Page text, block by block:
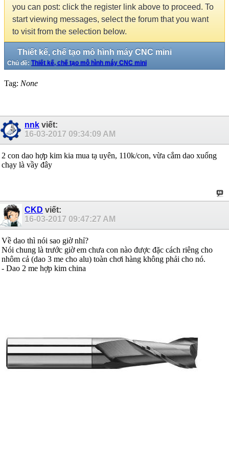
you can post: click the register link above to proceed. To
start viewing messages, select the forum that you want
to visit from the selection below.
Thiết kế, chế tạo mô hình máy CNC mini
Chủ đề: Thiết kế, chế tạo mô hình máy CNC mini
Tag: None
nnk viết:
16-03-2017 09:34:09 AM
2 con dao hợp kim kia mua tạ uyên, 110k/con, vừa cắm dao xuống
chạy là vầy đây
CKD viết:
16-03-2017 09:47:27 AM
Về dao thì nói sao giờ nhỉ?
Nói chung là trước giờ em chưa con nào được đặc cách riêng cho
nhôm cả (dao 3 me cho alu) toàn chơi hàng không phải cho nó.
- Dao 2 me hợp kim china